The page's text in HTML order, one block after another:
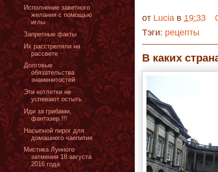
от Lucia в 19:33
Тэги: рецепты
В каких
Исполнение заветного
желания с помощью
иглы
Запретные факты
Их расстреляли на
рассвете
Долговые
обязательства
знаменитостей
Эти котлетки не
успевают остыть
Иди за грибами,
фантазер !!!
Насыпной пирог для
домашнего чаепития
Мистика Лунного
затмения 18 августа
2016 года